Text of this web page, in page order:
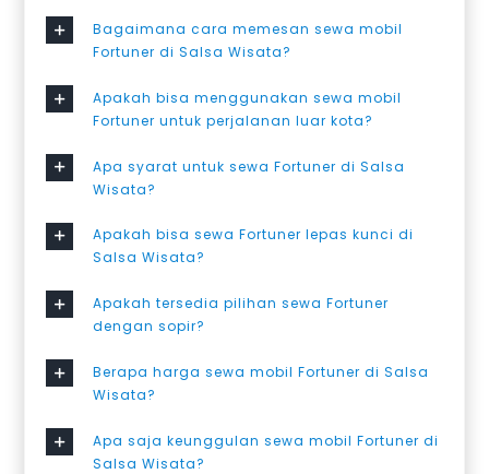
Bagaimana cara memesan sewa mobil
Fortuner di Salsa Wisata?
Apakah bisa menggunakan sewa mobil
Fortuner untuk perjalanan luar kota?
Apa syarat untuk sewa Fortuner di Salsa
Wisata?
Apakah bisa sewa Fortuner lepas kunci di
Salsa Wisata?
Apakah tersedia pilihan sewa Fortuner
dengan sopir?
Berapa harga sewa mobil Fortuner di Salsa
Wisata?
Apa saja keunggulan sewa mobil Fortuner di
Salsa Wisata?